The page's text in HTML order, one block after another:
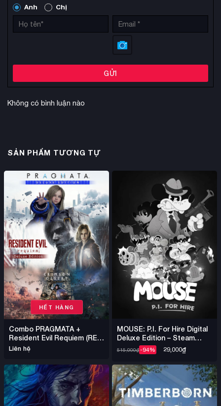
Anh Chị
GỬI
Không có bình luận nào
SẢN PHẨM TƯƠNG TỰ
HẾT HÀNG
Combo PRAGMATA +
Resident Evil Requiem (RE9)
+ Crimson Desert – Steam
Liên hệ
MOUSE: P.I. For Hire Digital
Deluxe Edition – Steam
Offline
515,000₫-94% 29,000₫